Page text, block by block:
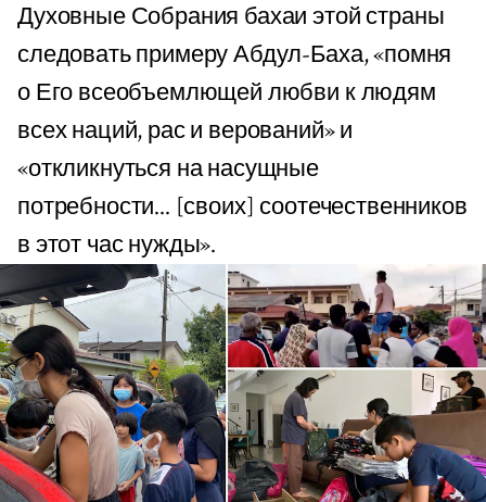
Духовные Собрания бахаи этой страны
следовать примеру Абдул-Баха, «помня
о Его всеобъемлющей любви к людям
всех наций, рас и верований» и
«откликнуться на насущные
потребности... [своих] соотечественников
в этот час нужды».